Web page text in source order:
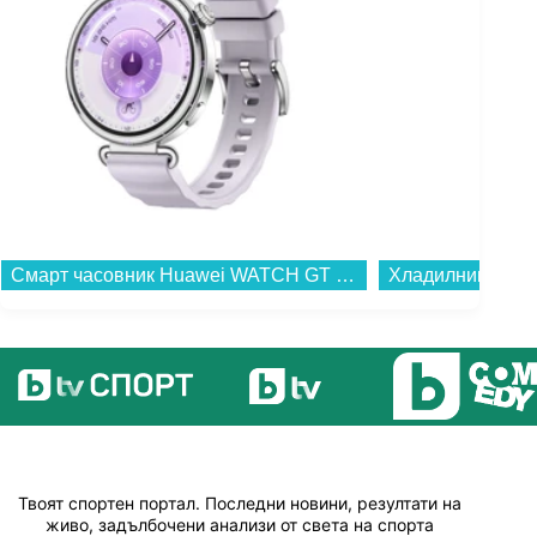
Хладилник с фризер Crown GN 3130E , 268 l, E , Бял , Статична...
Твоят спортен портал. Последни новини, резултати на
живо, задълбочени анализи от света на спорта